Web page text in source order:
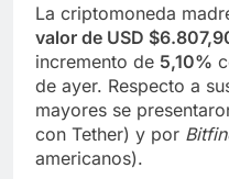
La criptomoneda
valor de USD
incremento de 5,10%
de ayer. Respecto a
mayores se
con Tether) y por
americanos).